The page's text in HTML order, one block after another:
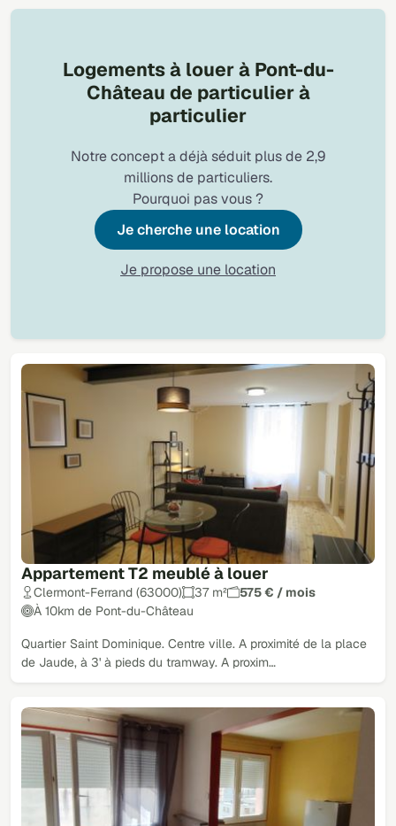
Appartement T2 meublé à louer
Clermont-Ferrand (63000) 37 m²
575 € / mois
À 10km de Pont-du-Château
Quartier Saint Dominique. Centre ville. A proximité de la place
de Jaude, à 3' à pieds du tramway. A proxim…
Logements à louer à Pont-du-
Château de particulier à
particulier
Notre concept a déjà séduit plus de 2,9
millions de particuliers.
Pourquoi pas vous ?
Je cherche une location
Je propose une location